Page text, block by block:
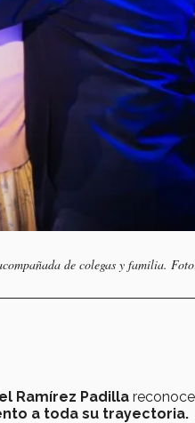
de colegas y familia.
Ramírez Padilla
a toda su trayectoria.